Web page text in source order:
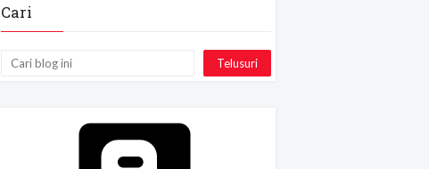
Cari